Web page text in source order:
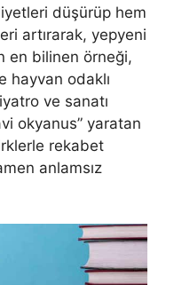
düşürüp hem
artırarak, yepyeni
en bilinen örneği,
hayvan odaklı
ve sanatı
okyanus” yaratan
rekabet
anlamsız